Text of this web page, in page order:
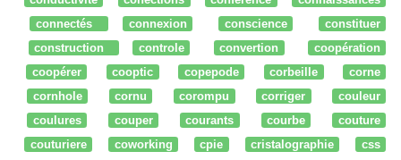
connectés
connexion conscience
constituer
construction
controle convertion
coopération
coopérer
cooptic copepode corbeille
corne
cornhole
cornu corompu corriger
couleur
coulures
couper courants courbe
couture
couturiere
coworking cpie cristalographie
css